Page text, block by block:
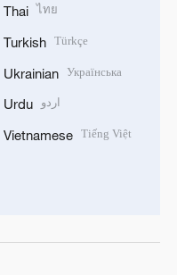
Thai ไทย
Turkish Türkçe
Ukrainian Українська
Urdu اردو
Vietnamese Tiếng Việt